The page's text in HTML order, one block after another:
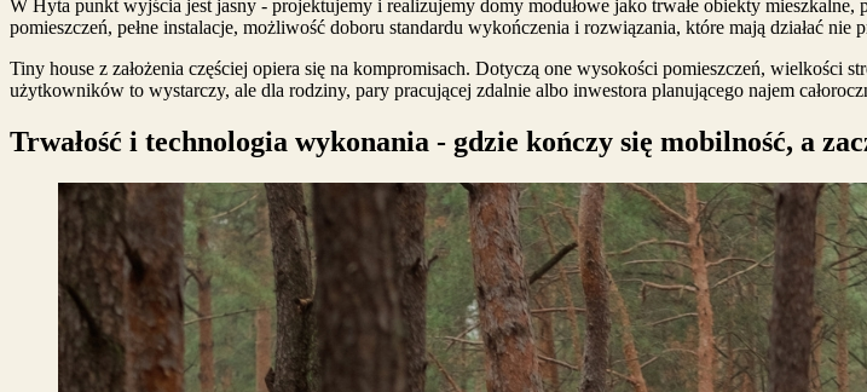
W Hyta punkt wyjścia jest jasny - projektujemy i realizujemy domy modułowe jako trwałe obiekty
pomieszczeń, pełne instalacje, możliwość doboru standardu wykończenia i rozwiązania, które mają działać nie
Tiny house z założenia częściej opiera się na kompromisach. Dotyczą one wysokości pomieszczeń,
użytkowników to wystarczy, ale dla rodziny, pary pracującej zdalnie albo inwestora planującego najem
Trwałość i technologia wykonania - gdzie kończy się mobilność, a